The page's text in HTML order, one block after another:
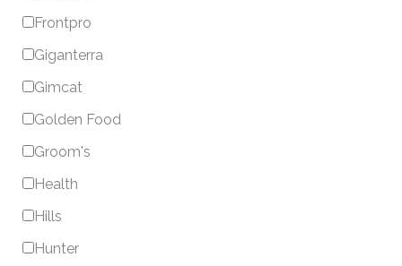
Frontpro
Giganterra
Gimcat
Golden Food
Groom's
Health
Hills
Hunter